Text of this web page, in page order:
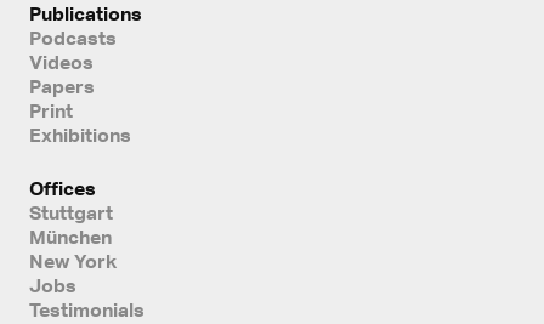
Publications
Podcasts
Videos
Papers
Print
Exhibitions
Offices
Stuttgart
München
New York
Jobs
Testimonials